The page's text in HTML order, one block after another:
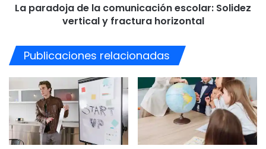
fractura
La paradoja de la comunicación escolar: Solidez
vertical y fractura horizontal
Publicaciones relacionadas